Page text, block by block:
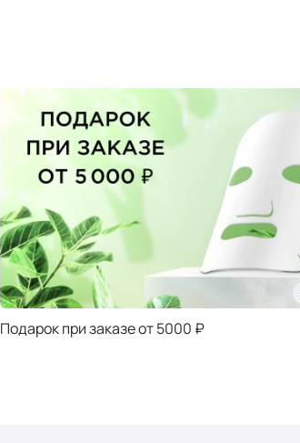
Подарок при заказе от 5000 ₽